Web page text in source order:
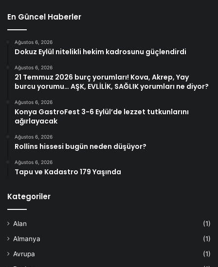
En Güncel Haberler
Ağustos 6, 2026
Dokuz Eylül nitelikli hekim kadrosunu güçlendirdi
Ağustos 6, 2026
21 Temmuz 2026 burç yorumları! Kova, Akrep, Yay
burcu yorumu… AŞK, EVLİLİK, SAĞLIK yorumları ne diyor?
Ağustos 6, 2026
Konya GastroFest 3-6 Eylül’de lezzet tutkunlarını
ağırlayacak
Ağustos 6, 2026
Rollins hissesi bugün neden düşüyor?
Ağustos 6, 2026
Tapu ve Kadastro 179 Yaşında
Kategoriler
Alan
(1)
Almanya
(1)
Avrupa
(1)